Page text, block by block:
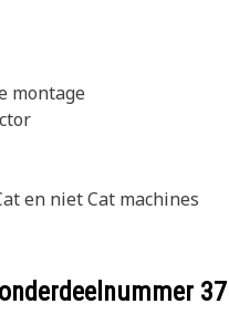
montage
en niet Cat machines